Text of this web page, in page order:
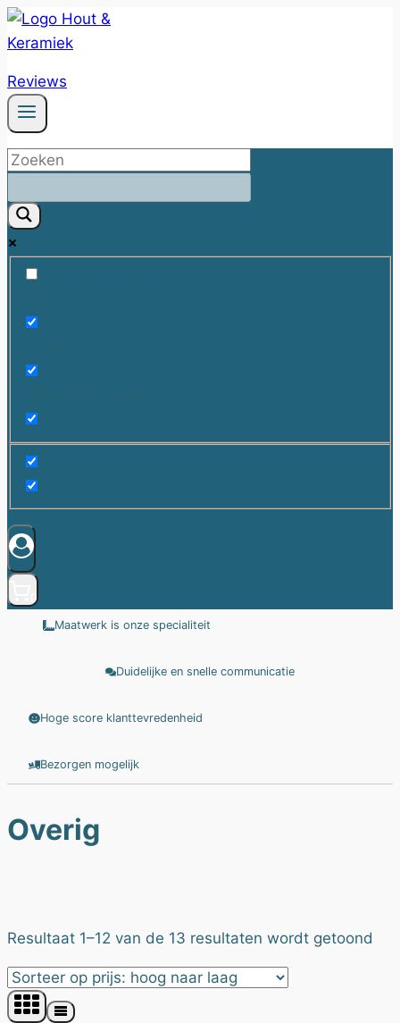
Doorgaan
naar
Reviews
0
Maatwerk is onze specialiteit
Duidelijke en snelle communicatie
Hoge score klanttevredenheid
Bezorgen mogelijk
Overig
Resultaat 1–12 van de 13 resultaten wordt getoond